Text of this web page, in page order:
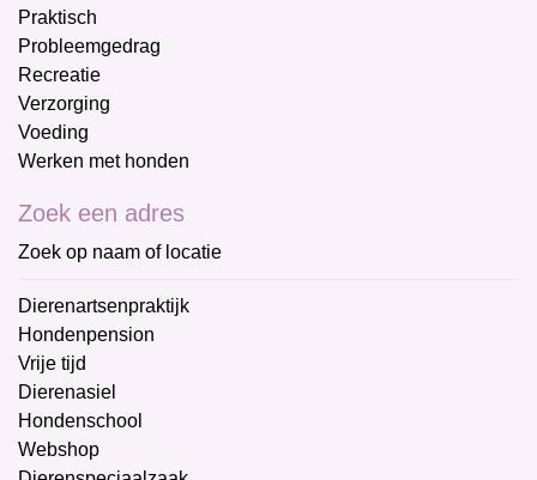
Praktisch
Probleemgedrag
Recreatie
Verzorging
Voeding
Werken met honden
Zoek een adres
Zoek op naam of locatie
Dierenartsenpraktijk
Hondenpension
Vrije tijd
Dierenasiel
Hondenschool
Webshop